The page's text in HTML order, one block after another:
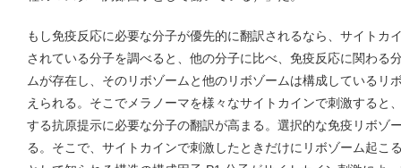
もし免疫反応に必要な分子が優先的に翻訳されるなら、サイトカ
されている分子を調べると、他の分子に比べ、免疫反応に関わる
ムが存在し、そのリボゾームと他のリボゾームは構成しているリ
えられる。そこでメラノーマを様々なサイトカインで刺激すると
する抗原提示に必要な分子の翻訳が高まる。選択的な免疫リボゾ
る。そこで、サイトカインで刺激したときだけにリボゾーム起こ